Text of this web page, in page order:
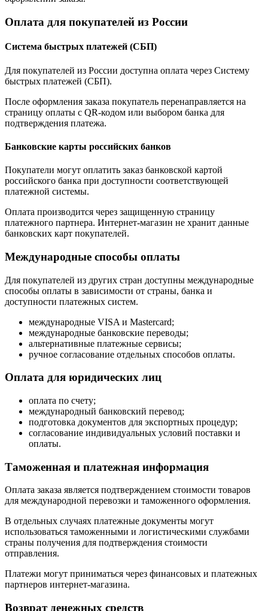
Оплата для покупателей из России
Система быстрых платежей (СБП)
Для покупателей из России доступна оплата через Систему
быстрых платежей (СБП).
После оформления заказа покупатель перенаправляется на
страницу оплаты с QR-кодом или выбором банка для
подтверждения платежа.
Банковские карты российских банков
Покупатели могут оплатить заказ банковской картой
российского банка при доступности соответствующей
платежной системы.
Оплата производится через защищенную страницу
платежного партнера. Интернет-магазин не хранит данные
банковских карт покупателей.
Международные способы оплаты
Для покупателей из других стран доступны международные
способы оплаты в зависимости от страны, банка и
доступности платежных систем.
международные VISA и Mastercard;
международные банковские переводы;
альтернативные платежные сервисы;
ручное согласование отдельных способов оплаты.
Оплата для юридических лиц
оплата по счету;
международный банковский перевод;
подготовка документов для экспортных процедур;
согласование индивидуальных условий поставки и
оплаты.
Таможенная и платежная информация
Оплата заказа является подтверждением стоимости товаров
для международной перевозки и таможенного оформления.
В отдельных случаях платежные документы могут
использоваться таможенными и логистическими службами
страны получения для подтверждения стоимости
отправления.
Платежи могут приниматься через финансовых и платежных
партнеров интернет-магазина.
Возврат денежных средств